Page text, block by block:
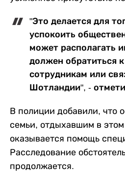
"Это делается для
успокоить
может располагать
должен обратиться
сотрудникам или
Шотландии", -
В полиции добавили, что
семьи, отдыхавшим в
оказывается помощь
Расследование
продолжается.